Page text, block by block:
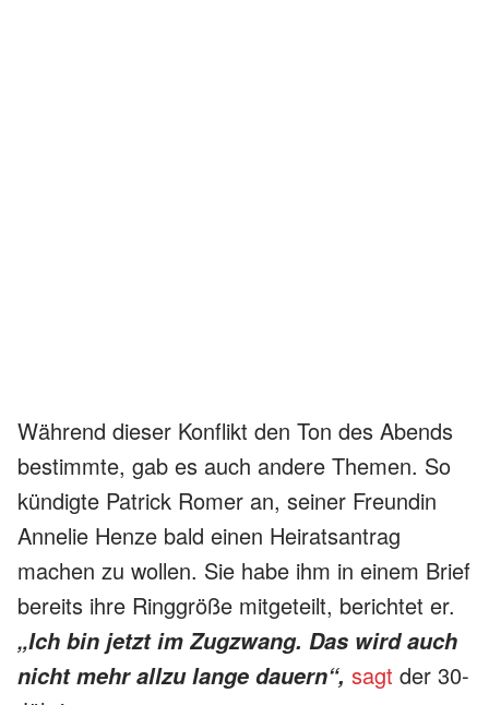
Während dieser Konflikt den Ton des Abends
bestimmte, gab es auch andere Themen. So
kündigte Patrick Romer an, seiner Freundin
Annelie Henze bald einen Heiratsantrag
machen zu wollen. Sie habe ihm in einem Brief
bereits ihre Ringgröße mitgeteilt, berichtet er.
„Ich bin jetzt im Zugzwang. Das wird auch
nicht mehr allzu lange dauern“, sagt der 30-